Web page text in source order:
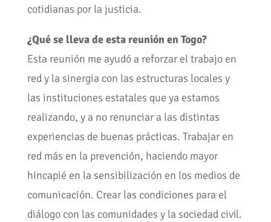
cotidianas por la justicia.
¿Qué se lleva de esta reunión en Togo?
Esta reunión me ayudó a reforzar el trabajo en
red y la sinergia con las estructuras locales y
las instituciones estatales que ya estamos
realizando, y a no renunciar a las distintas
experiencias de buenas prácticas. Trabajar en
red más en la prevención, haciendo mayor
hincapié en la sensibilización en los medios de
comunicación. Crear las condiciones para el
diálogo con las comunidades y la sociedad civil.